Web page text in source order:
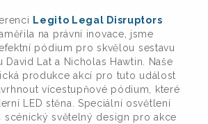
Legito Legal Disruptors
na právní inovace, jsme
pódium pro skvělou sestavu
David Lat a Nicholas Hawtin. Naše
produkce akcí pro tuto událost
vícestupňové pódium, které
LED stěna. Speciální osvětlení
scénický světelný design pro akce